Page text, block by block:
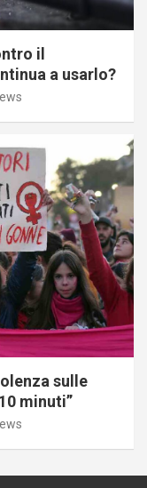
il
a usarlo?
sulle
minuti”